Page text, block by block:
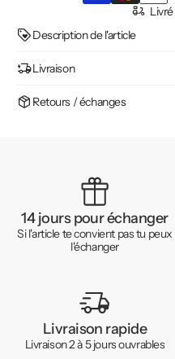
Description de l'article
Livraison
Retours / échanges
14 jours pour échanger
Si l'article te convient pas tu peux
l'échanger
Livraison rapide
Livraison 2 à 5 jours ouvrables